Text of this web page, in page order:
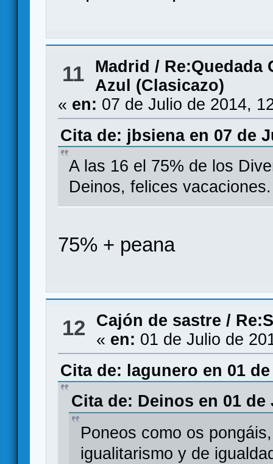
11 Madrid / Re:Quedada
Azul (Clasicazo)
« en: 07 de Julio de 2014,
Cita de: jbsiena en 07 de
A las 16 el 75% de los
Deinos, felices vacaciones.
75% + peana
12 Cajón de sastre /
« en: 01 de Julio de
Cita de: lagunero en 01
Cita de: Deinos en 01 de
Poneos como os
igualitarismo y de